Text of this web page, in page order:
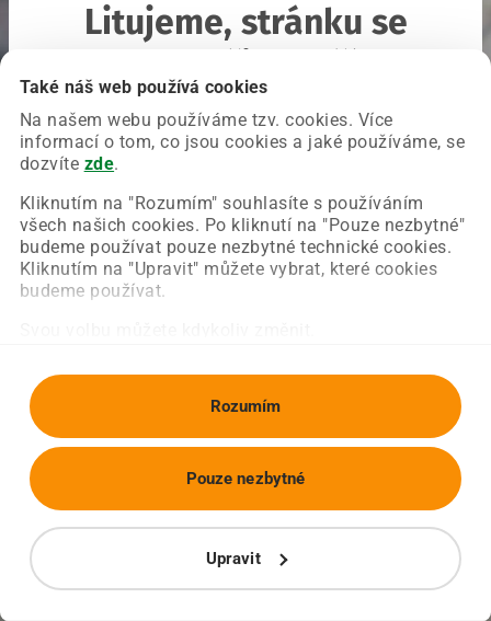
Také náš web používá cookies
Na našem webu používáme tzv. cookies. Více
informací o tom, co jsou cookies a jaké používáme, se
dozvíte zde.
Kliknutím na "Rozumím" souhlasíte s používáním
všech našich cookies. Po kliknutí na "Pouze nezbytné"
budeme používat pouze nezbytné technické cookies.
Kliknutím na "Upravit" můžete vybrat, které cookies
budeme používat.
Rozumím
Upravit
Pouze nezbytné
Litujeme, stránku se
Chyba nastala na naší straně a už ji opravujeme.
Zkuste prosím znovu načíst požadovanou stránku.
Obnovit stránku Úvodní strana